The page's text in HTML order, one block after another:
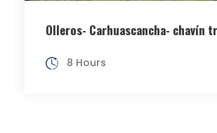
Olleros- Carhuascancha- chavín
8 Hours